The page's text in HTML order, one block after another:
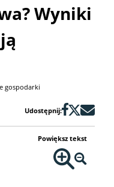
Wyniki
gospodarki
Udostępnij:
Powiększ tekst